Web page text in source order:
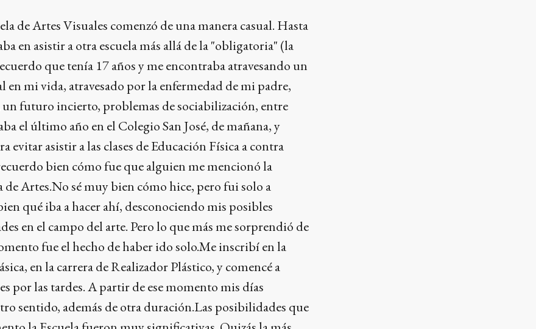
de Artes Visuales comenzó de una manera casual. Hasta
en asistir a otra escuela más allá de la "obligatoria" (la
que tenía 17 años y me encontraba atravesando un
en mi vida, atravesado por la enfermedad de mi padre,
un futuro incierto, problemas de sociabilización, entre
el último año en el Colegio San José, de mañana, y
evitar asistir a las clases de Educación Física a contra
bien cómo fue que alguien me mencionó la
de Artes.No sé muy bien cómo hice, pero fui solo a
qué iba a hacer ahí, desconociendo mis posibles
en el campo del arte. Pero lo que más me sorprendió de
fue el hecho de haber ido solo.Me inscribí en la
en la carrera de Realizador Plástico, y comencé a
por las tardes. A partir de ese momento mis días
sentido, además de otra duración.Las posibilidades que